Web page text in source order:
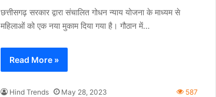
छत्तीसगढ़ सरकार द्वारा संचालित गोधन न्याय योजना के माध्यम से
महिलाओं को एक नया मुकाम दिया गया है। गौठान में…
Read More »
Hind Trends May 28, 2023 587